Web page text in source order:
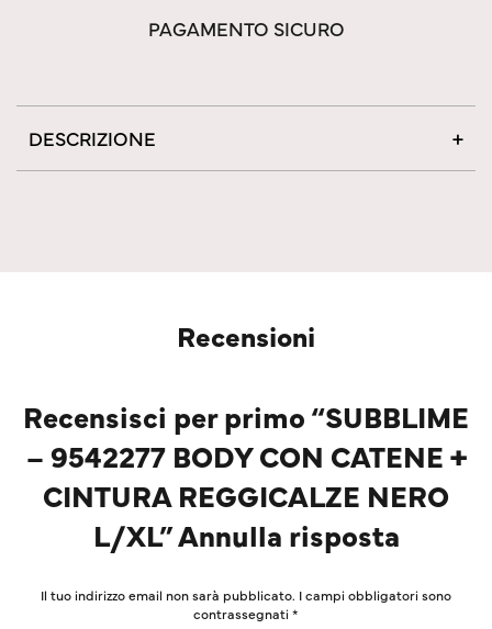
PAGAMENTO SICURO
DESCRIZIONE
Recensioni
Recensisci per primo “SUBBLIME
– 9542277 BODY CON CATENE +
CINTURA REGGICALZE NERO
L/XL” Annulla risposta
Il tuo indirizzo email non sarà pubblicato. I campi obbligatori sono
contrassegnati*